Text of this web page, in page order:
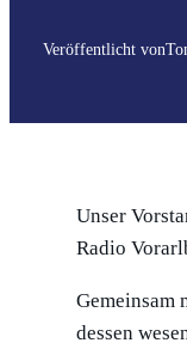
Veröffentlicht von
Unser
Radio
Gemeinsam
dessen